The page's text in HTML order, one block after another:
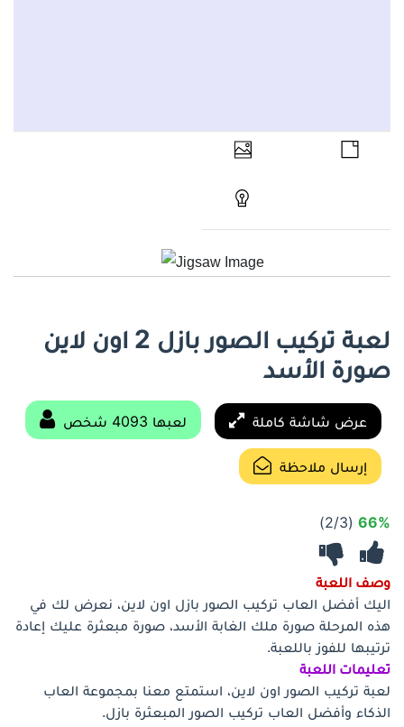
لعبة تركيب الصور بازل 2 اون لاين
صورة الأسد
عرض شاشة كاملة لعبها 4093 شخص
إرسال ملاحظة
66%
(2/3)
وصف اللعبة
اليك أفضل العاب تركيب الصور بازل اون لاين، نعرض لك في
هذه المرحلة صورة ملك الغابة الأسد، صورة مبعثرة عليك إعادة
ترتيبها للفوز باللعبة.
تعليمات اللعبة
لعبة تركيب الصور اون لاين، استمتع معنا بمجموعة العاب
الذكاء وأفضل العاب تركيب الصور المبعثرة بازل.